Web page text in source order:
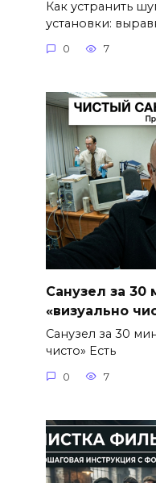
Как устранить
установки:
0 7
Санузел за 30
«визуально
Санузел за 30
чисто» Есть
0 7